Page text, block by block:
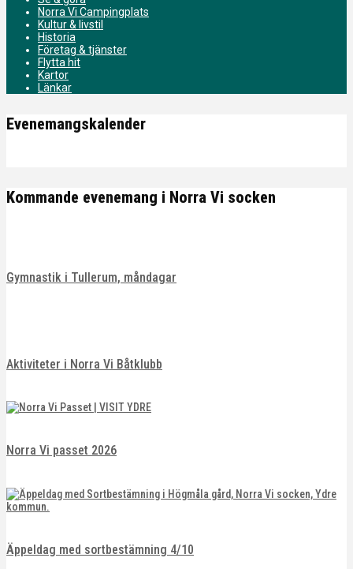
Norra Vi Campingplats
Kultur & livstil
Historia
Företag & tjänster
Flytta hit
Kartor
Länkar
Evenemangskalender
Kommande evenemang i Norra Vi socken
Gymnastik i Tullerum, måndagar
Aktiviteter i Norra Vi Båtklubb
Norra Vi passet 2026
Äppeldag med sortbestämning 4/10